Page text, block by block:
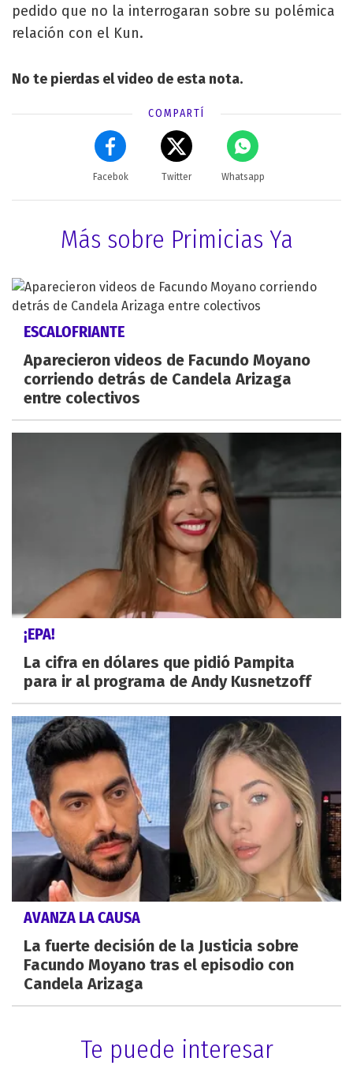
pedido que no la interrogaran sobre su polémica
relación con el Kun.
No te pierdas el video de esta nota.
COMPARTÍ
Facebok Twitter Whatsapp
Más sobre Primicias Ya
ESCALOFRIANTE
Aparecieron videos de Facundo Moyano
corriendo detrás de Candela Arizaga
entre colectivos
¡EPA!
La cifra en dólares que pidió Pampita
para ir al programa de Andy Kusnetzoff
AVANZA LA CAUSA
La fuerte decisión de la Justicia sobre
Facundo Moyano tras el episodio con
Candela Arizaga
Te puede interesar